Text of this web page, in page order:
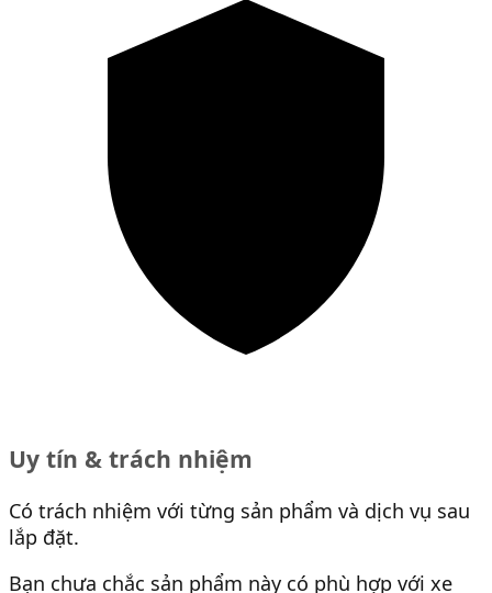
Uy tín & trách nhiệm
Có trách nhiệm với từng sản phẩm và dịch vụ sau
lắp đặt.
Bạn chưa chắc sản phẩm này có phù hợp với xe